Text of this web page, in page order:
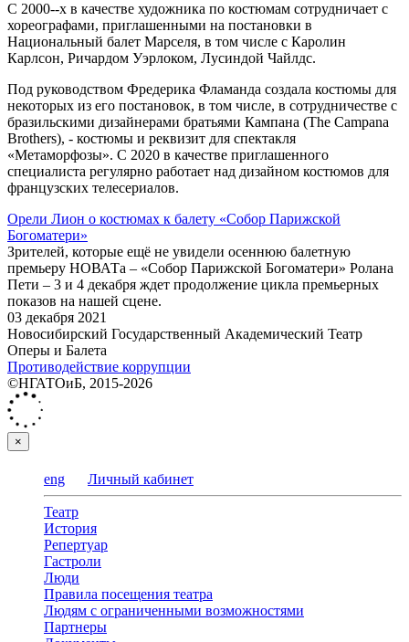
С 2000--х в качестве художника по костюмам сотрудничает с
хореографами, приглашенными на постановки в
Национальный балет Марселя, в том числе с Каролин
Карлсон, Ричардом Уэрлоком, Лусиндой Чайлдс.
Под руководством Фредерика Фламанда создала костюмы для
некоторых из его постановок, в том числе, в сотрудничестве с
бразильскими дизайнерами братьями Кампана (The Campana
Brothers), - костюмы и реквизит для спектакля
«Метаморфозы». С 2020 в качестве приглашенного
специалиста регулярно работает над дизайном костюмов для
французских телесериалов.
Орели Лион о костюмах к балету «Собор Парижской
Богоматери»
Зрителей, которые ещё не увидели осеннюю балетную
премьеру НОВАТа – «Собор Парижской Богоматери» Ролана
Пети – 3 и 4 декабря ждет продолжение цикла премьерных
показов на нашей сцене.
03 декабря 2021
Новосибирский Государственный Академический Театр
Оперы и Балета
Противодействие коррупции
©НГАТОиБ, 2015-2026
×
eng Личный кабинет
Театр
История
Репертуар
Гастроли
Люди
Правила посещения театра
Людям с ограниченными возможностями
Партнеры